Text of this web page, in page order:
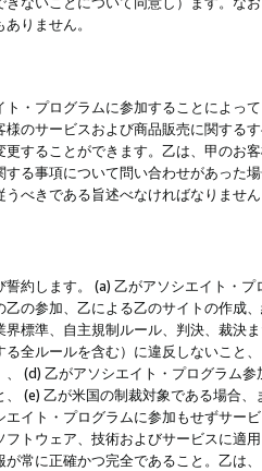
りません。
・プログラムに参加することによっ
様のサービスおよび商品販売に関する
更することができます。乙は、甲のお
する事項について問い合わせがあった
べきである旨述べなければなりませ
約します。 (a) 乙がアソシエイト・
乙の参加、乙による乙のサイトの作成
標準、自主規制ルール、判決、裁決
全ルールを含む）に違反しないこと
(d) 乙がアソシエイト・プログラム
(e) 乙が米国の制裁対象である場合
イト・プログラムに参加もせずサー
トウェア、技術およびサービスに適
が常に正確かつ完全であること。乙は